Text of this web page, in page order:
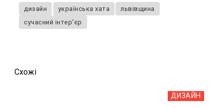
дизайн українська хата
львівщина
сучасний інтер'єр
Схожi
ДИЗАЙН